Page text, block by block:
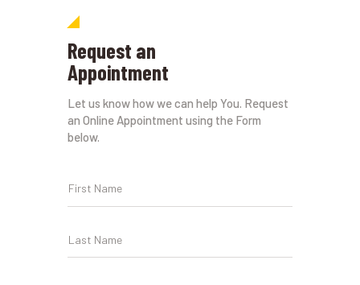
Request an
Appointment
Let us know how we can help You. Request
an Online Appointment using the Form
below.